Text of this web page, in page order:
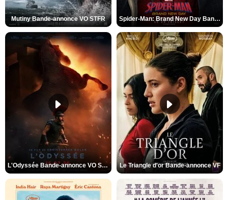
Mutiny Bande-annonce VO STFR Spider-Man: Brand New Day Bande-annonce VO STFR
L'Odyssée Bande-annonce VO STFR Le Triangle d'or Bande-annonce VF